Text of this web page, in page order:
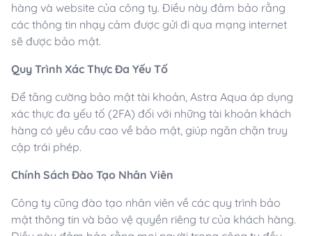
hàng và website của công ty. Điều này đảm bảo rằng
các thông tin nhạy cảm được gửi đi qua mạng internet
sẽ được bảo mật.
Quy Trình Xác Thực Đa Yếu Tố
Để tăng cường bảo mật tài khoản, Astra Aqua áp dụng
xác thực đa yếu tố (2FA) đối với những tài khoản khách
hàng có yêu cầu cao về bảo mật, giúp ngăn chặn truy
cập trái phép.
Chính Sách Đào Tạo Nhân Viên
Công ty cũng đào tạo nhân viên về các quy trình bảo
mật thông tin và bảo vệ quyền riêng tư của khách hàng.